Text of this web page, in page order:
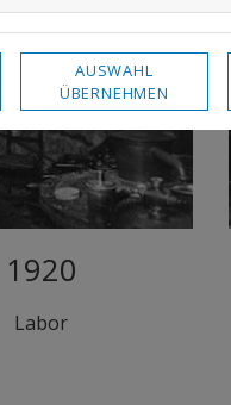
1920
Labor
AUSWAHL
ÜBERNEHMEN